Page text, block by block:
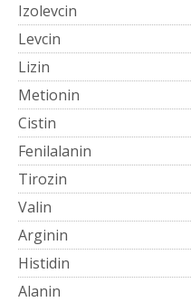
Izolevcin
Levcin
Lizin
Metionin
Cistin
Fenilalanin
Tirozin
Valin
Arginin
Histidin
Alanin